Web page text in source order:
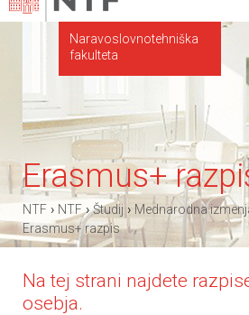
Naravoslovnotehniška
fakulteta
Erasmus+
NTF › NTF›Študij › Mednarodna
Erasmus+ razpis
Na tej strani najdete
osebja.